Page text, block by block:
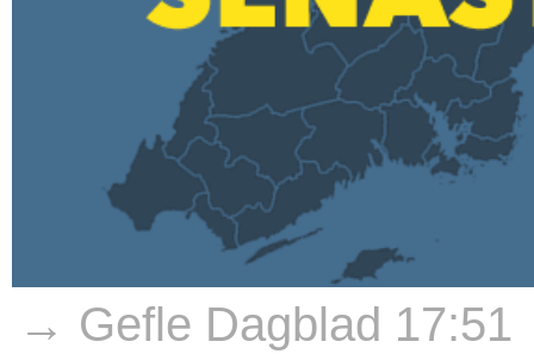
→ Gefle Dagblad 17:51